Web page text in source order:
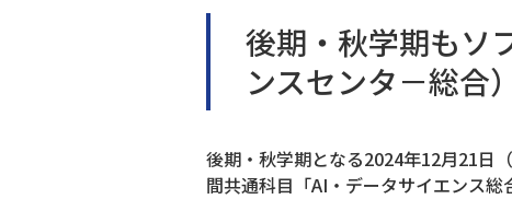
後期・秋学期もソ
ンスセンタ－総合）
後期・秋学期となる2024年12月21日
間共通科目「AI・データサイエンス総